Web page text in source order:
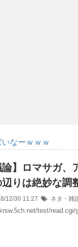
なーｗｗｗ
論】ロマサガ
辺りは絶妙な調
12/30 11:27 ネタ・雑
test/